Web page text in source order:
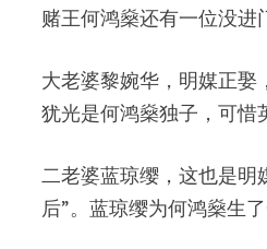
赌王何鸿燊还有一位没进
大老婆黎婉华，明媒正娶
犹光是何鸿燊独子，可惜
二老婆蓝琼缨，这也是明
后”。蓝琼缨为何鸿燊生